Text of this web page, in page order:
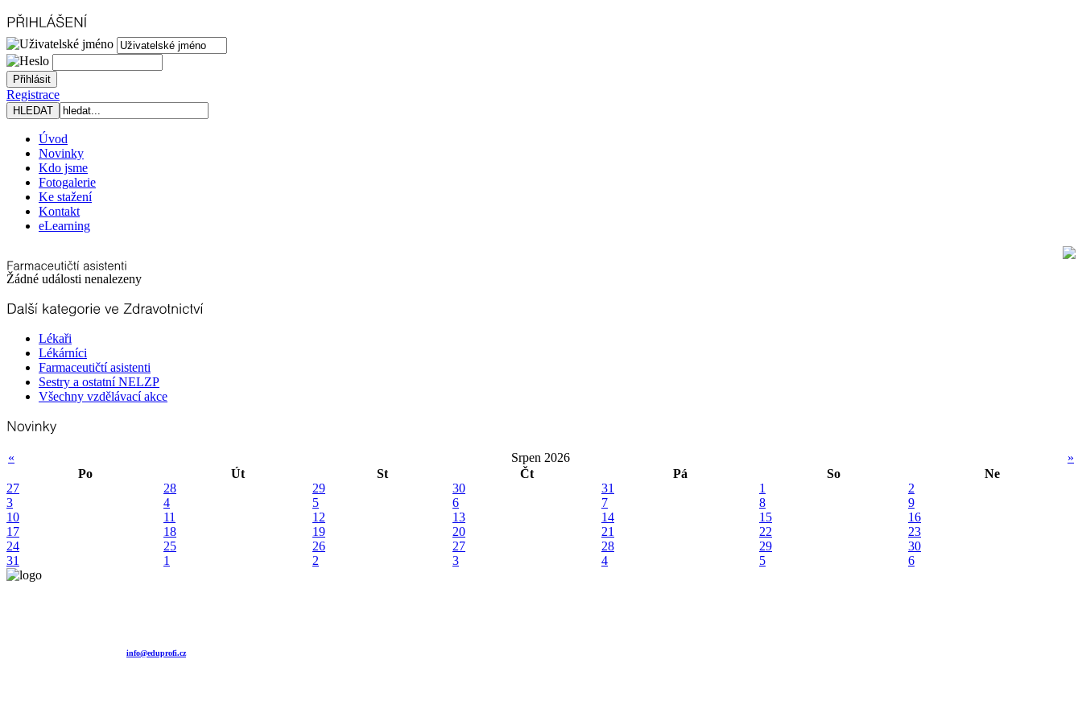
Registrace
Úvod
Novinky
Kdo jsme
Fotogalerie
Ke stažení
Kontakt
eLearning
Žádné události nenalezeny
Lékaři
Lékárníci
Farmaceutičtí asistenti
Sestry a ostatní NELZP
Všechny vzdělávací akce
« Srpen 2026
»
Po
Út St Čt Pá So
Ne
27
28 29 30 31 1
2
3
4 5 6 7 8
9
10
11 12 13 14 15
16
17
18 19 20 21 22
23
24
25 26 27 28 29
30
31
1 2 3 4 5 6
info@eduprofi.cz